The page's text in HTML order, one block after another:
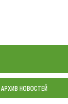
АРХИВ НОВОСТЕЙ